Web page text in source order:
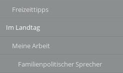
Freizeittipps
Im Landtag
Meine Arbeit
Familienpolitischer Sprecher